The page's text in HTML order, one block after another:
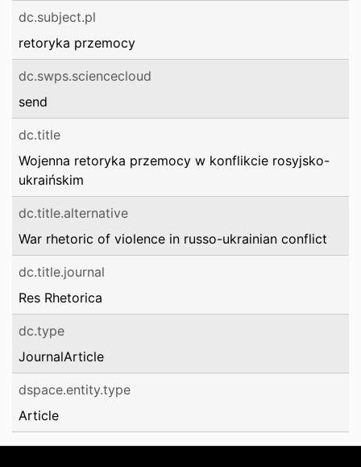
dc.subject.pl
retoryka przemocy
dc.swps.sciencecloud
send
dc.title
Wojenna retoryka przemocy w konflikcie rosyjsko-
ukraińskim
dc.title.alternative
War rhetoric of violence in russo-ukrainian conflict
dc.title.journal
Res Rhetorica
dc.type
JournalArticle
dspace.entity.type
Article